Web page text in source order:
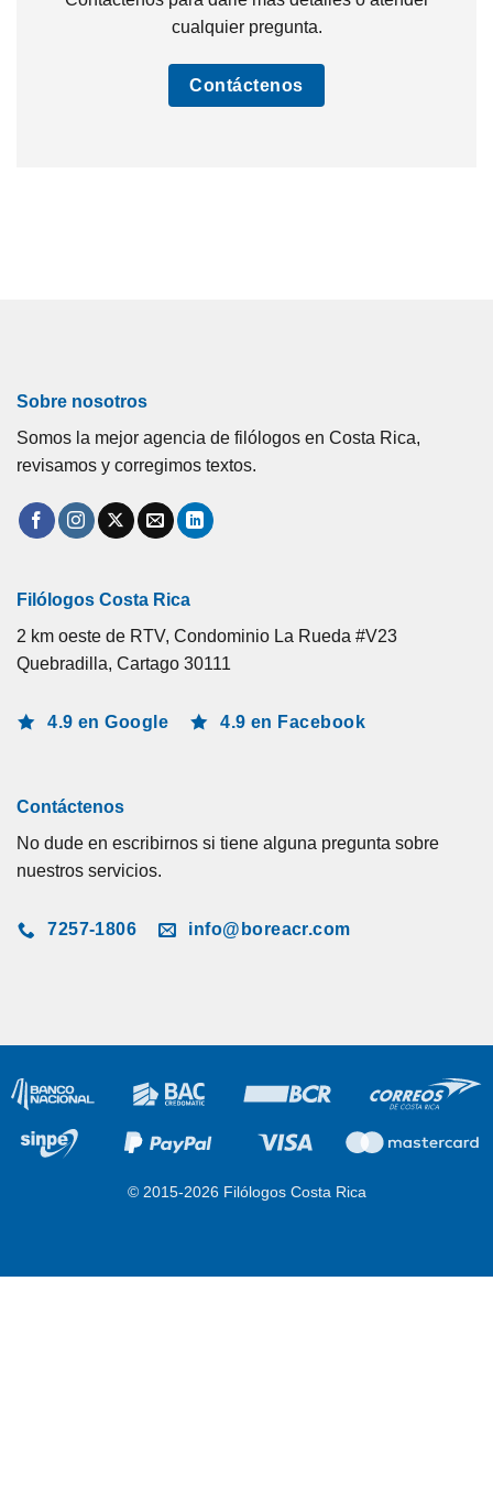
cualquier pregunta.
Contáctenos
Sobre nosotros
Somos la mejor agencia de filólogos en Costa Rica,
revisamos y corregimos textos.
Filólogos Costa Rica
2 km oeste de RTV, Condominio La Rueda #V23
Quebradilla, Cartago 30111
4.9 en Google 4.9 en Facebook
Contáctenos
No dude en escribirnos si tiene alguna pregunta sobre
nuestros servicios.
7257-1806 info@boreacr.com
© 2015-2026 Filólogos Costa Rica